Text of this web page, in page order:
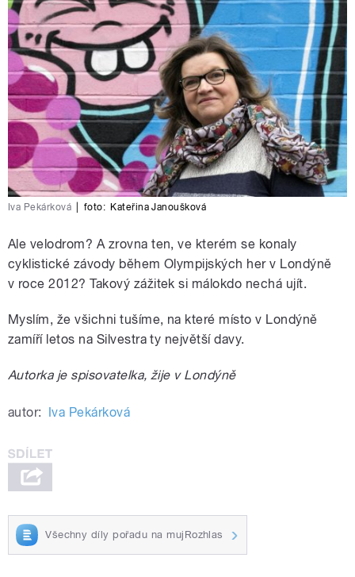
Iva Pekárková foto: Kateřina Janoušková
Ale velodrom? A zrovna ten, ve kterém se konaly
cyklistické závody během Olympijských her v Londýně
v roce 2012? Takový zážitek si málokdo nechá ujít.
Myslím, že všichni tušíme, na které místo v Londýně
zamíří letos na Silvestra ty největší davy.
Autorka je spisovatelka, žije v Londýně
autor: Iva Pekárková
Všechny díly pořadu na mujRozhlas